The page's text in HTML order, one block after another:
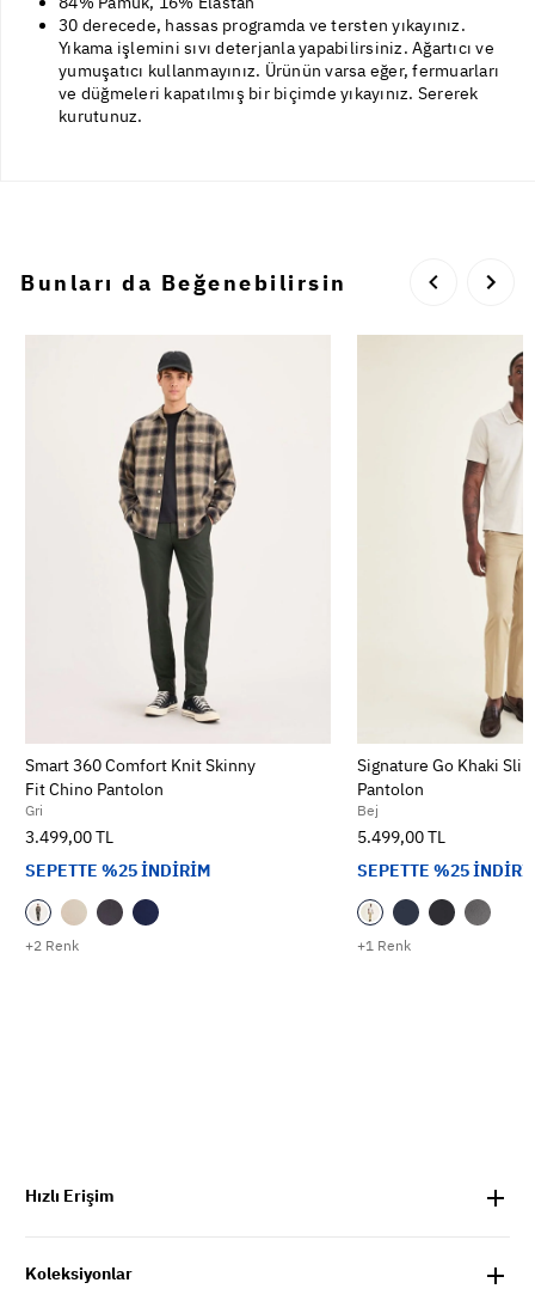
30 derecede, hassas programda ve tersten yıkayınız.
Yıkama işlemini sıvı deterjanla yapabilirsiniz. Ağartıcı ve
yumuşatıcı kullanmayınız. Ürünün varsa eğer, fermuarları
ve düğmeleri kapatılmış bir biçimde yıkayınız. Sererek
kurutunuz.
Bunları da Beğenebilirsin
+2 Renk
Smart 360 Comfort Knit Skinny
Fit Chino Pantolon
Gri
3.499,00 TL
SEPETTE %25 İNDİRİM
+1 Renk
Signature Go Khaki
Pantolon
Bej
5.499,00 TL
SEPETTE %25
Hızlı Erişim
Koleksiyonlar